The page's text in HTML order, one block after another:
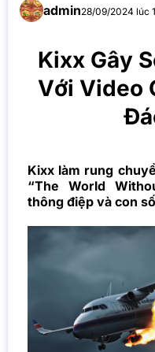
admin28/09/2024 lúc
Kixx Gây
Với Video
Kixx làm rung
“The World
thông điệp và con